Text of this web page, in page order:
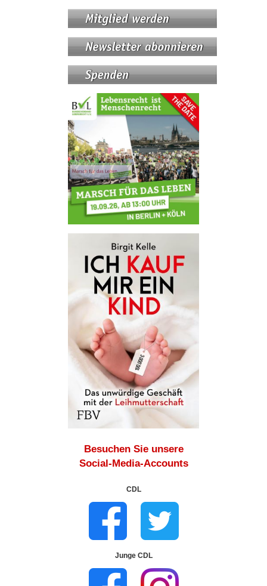
Besuchen Sie unsere
Social-Media-Accounts
CDL
Junge CDL